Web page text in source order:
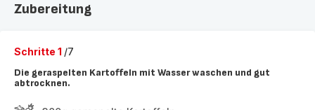
Zubereitung
Schritte 1 /7
Die geraspelten Kartoffeln mit Wasser waschen und gut
abtrocknen.